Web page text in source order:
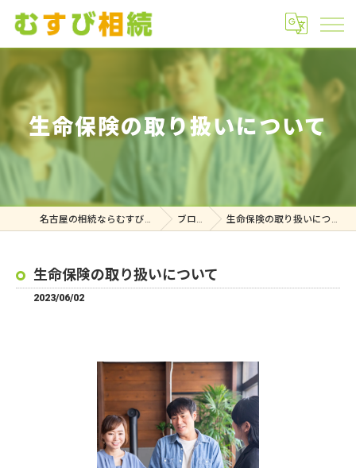
生命保険の取り扱いについて
名古屋の相続ならむすび相続 ブログ 生命保険の取り扱いについて
生命保険の取り扱いについて
2023/06/02